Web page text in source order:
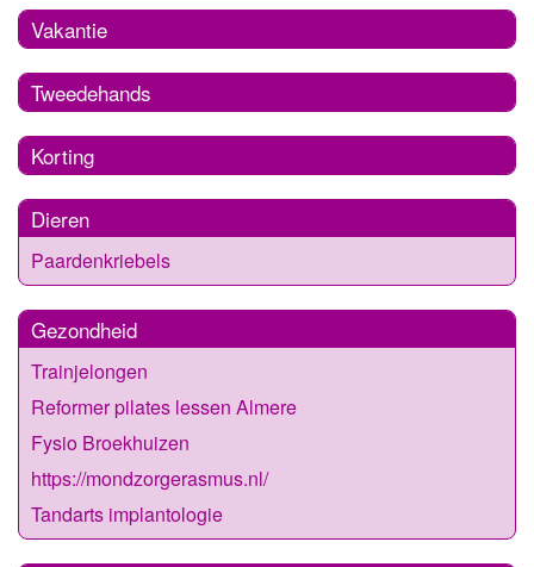
Vakantie
Tweedehands
Korting
Dieren
Paardenkriebels
Gezondheid
Trainjelongen
Reformer pilates lessen Almere
Fysio Broekhuizen
https://mondzorgerasmus.nl/
Tandarts implantologie